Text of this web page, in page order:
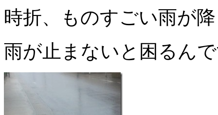
時折、ものすごい雨が
雨が止まないと困るん